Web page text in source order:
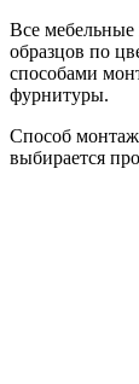
Все мебельные
образцов по
способами
фурнитуры.
Способ
выбирается